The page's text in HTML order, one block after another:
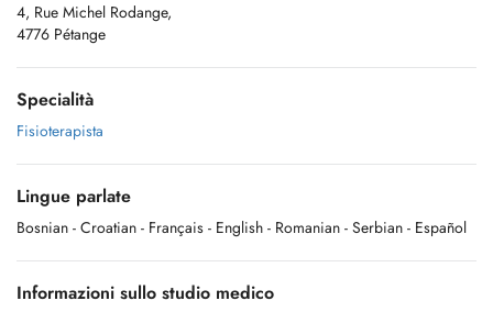
4, Rue Michel Rodange,
4776 Pétange
Specialità
Fisioterapista
Lingue parlate
Bosnian - Croatian - Français - English - Romanian - Serbian - Español
Informazioni sullo studio medico